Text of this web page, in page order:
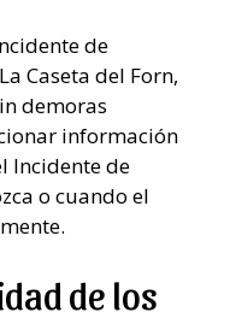
de
Caseta del Forn,
demoras
información
Incidente de
o cuando el
de los